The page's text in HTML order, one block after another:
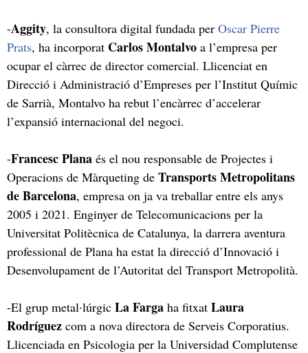
-Aggity, la consultora digital fundada per Oscar Pierre
Prats, ha incorporat Carlos Montalvo a l’empresa per
ocupar el càrrec de director comercial. Llicenciat en
Direcció i Administració d’Empreses per l’Institut Químic
de Sarrià, Montalvo ha rebut l’encàrrec d’accelerar
l’expansió internacional del negoci.
-Francesc Plana és el nou responsable de Projectes i
Operacions de Màrqueting de Transports Metropolitans
de Barcelona, empresa on ja va treballar entre els anys
2005 i 2021. Enginyer de Telecomunicacions per la
Universitat Politècnica de Catalunya, la darrera aventura
professional de Plana ha estat la direcció d’Innovació i
Desenvolupament de l’Autoritat del Transport Metropolità.
-El grup metal·lúrgic La Farga ha fitxat Laura
Rodríguez com a nova directora de Serveis Corporatius.
Llicenciada en Psicologia per la Universidad Complutense